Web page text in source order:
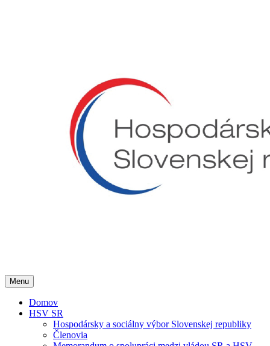
Menu
Domov
HSV SR
Hospodársky a sociálny výbor Slovenskej republiky
Členovia